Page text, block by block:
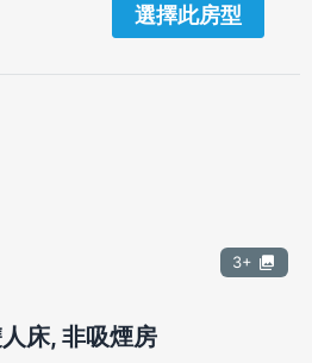
選擇此房型
3+
床, 非吸煙房